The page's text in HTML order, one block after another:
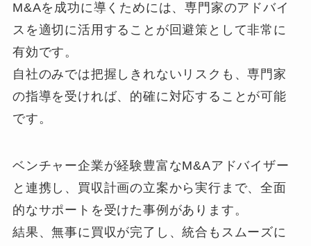
M&Aを成功に導くためには、専門家のアドバイ
スを適切に活用することが回避策として非常に
有効です。
自社のみでは把握しきれないリスクも、専門家
の指導を受ければ、的確に対応することが可能
です。
ベンチャー企業が経験豊富なM&Aアドバイザー
と連携し、買収計画の立案から実行まで、全面
的なサポートを受けた事例があります。
結果、無事に買収が完了し、統合もスムーズに